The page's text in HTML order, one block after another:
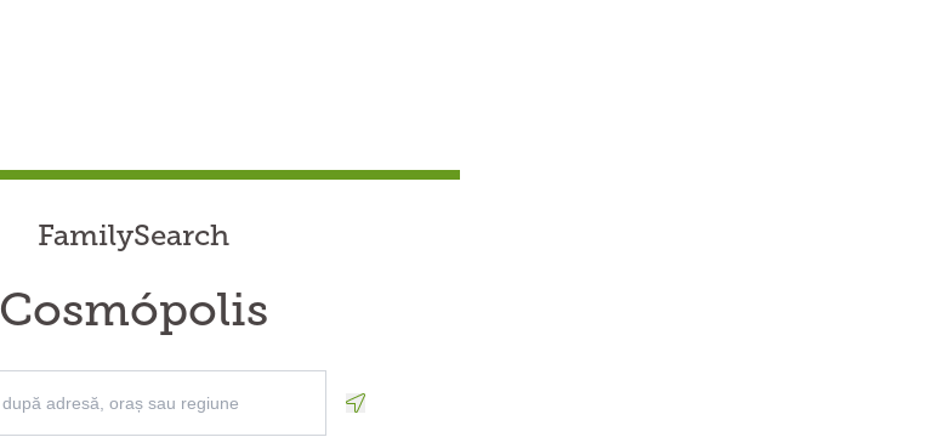
FamilySearch
Cosmópolis